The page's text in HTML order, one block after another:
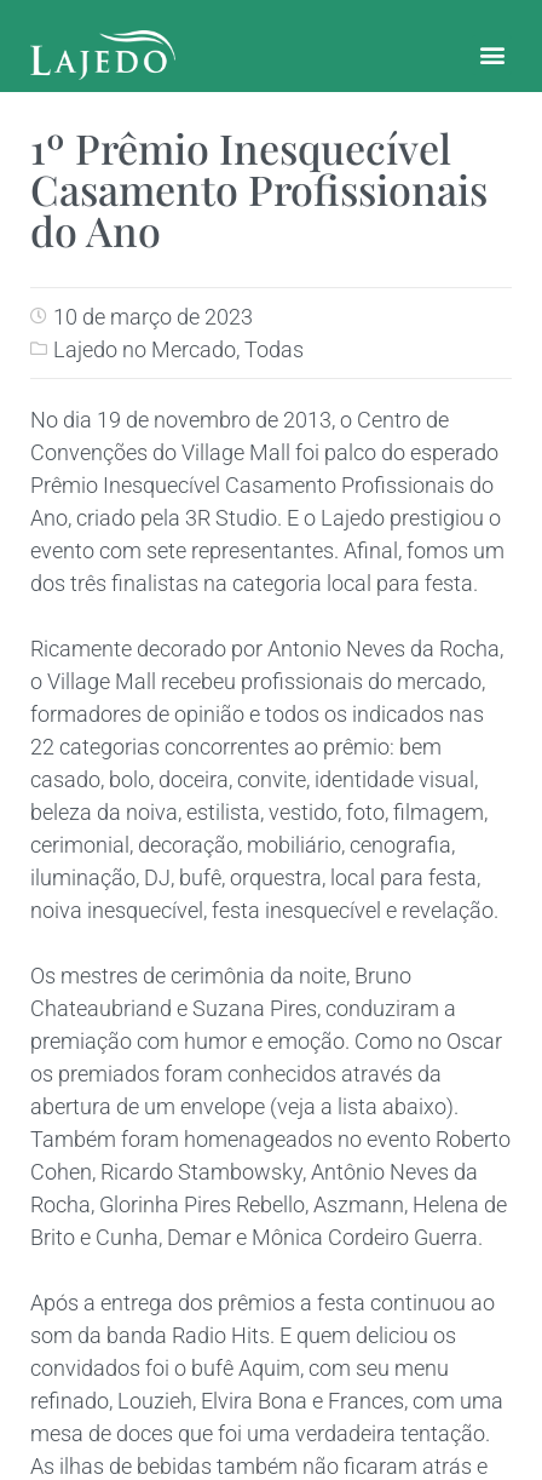
1º Prêmio Inesquecível
Casamento Profissionais
do Ano
10 de março de 2023
Lajedo no Mercado,Todas
No dia 19 de novembro de 2013, o Centro de
Convenções do Village Mall foi palco do esperado
Prêmio Inesquecível Casamento Profissionais do
Ano, criado pela 3R Studio. E o Lajedo prestigiou o
evento com sete representantes. Afinal, fomos um
dos três finalistas na categoria local para festa.
Ricamente decorado por Antonio Neves da Rocha,
o Village Mall recebeu profissionais do mercado,
formadores de opinião e todos os indicados nas
22 categorias concorrentes ao prêmio: bem
casado, bolo, doceira, convite, identidade visual,
beleza da noiva, estilista, vestido, foto, filmagem,
cerimonial, decoração, mobiliário, cenografia,
iluminação, DJ, bufê, orquestra, local para festa,
noiva inesquecível, festa inesquecível e revelação.
Os mestres de cerimônia da noite, Bruno
Chateaubriand e Suzana Pires, conduziram a
premiação com humor e emoção. Como no Oscar
os premiados foram conhecidos através da
abertura de um envelope (veja a lista abaixo).
Também foram homenageados no evento Roberto
Cohen, Ricardo Stambowsky, Antônio Neves da
Rocha, Glorinha Pires Rebello, Aszmann, Helena de
Brito e Cunha, Demar e Mônica Cordeiro Guerra.
Após a entrega dos prêmios a festa continuou ao
som da banda Radio Hits. E quem deliciou os
convidados foi o bufê Aquim, com seu menu
refinado, Louzieh, Elvira Bona e Frances, com uma
mesa de doces que foi uma verdadeira tentação.
As ilhas de bebidas também não ficaram atrás e